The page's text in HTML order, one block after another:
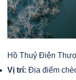
Hồ Thuỷ Điện
Vị trí: Địa điểm